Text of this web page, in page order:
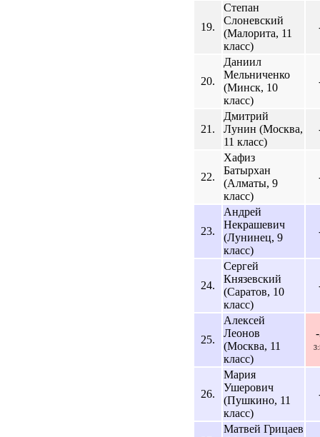
19.
Степан
Слоневский
(Малорита, 11
класс)
20.
Даниил
Мельниченко
(Минск, 10
класс)
21.
Дмитрий
Лунин (Москва,
11 класс)
22.
Хафиз
Батырхан
(Алматы, 9
класс)
23.
Андрей
Некрашевич
(Лунинец, 9
класс)
24.
Сергей
Князевский
(Саратов, 10
класс)
25.
Алексей
Леонов
(Москва, 11
класс)
26.
Мария
Ушерович
(Пушкино, 11
класс)
Матвей Грицаев